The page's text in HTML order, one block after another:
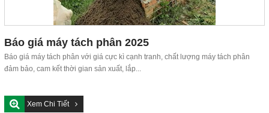
Báo giá máy tách phân 2025
Báo giá máy tách phân với giá cực kì cạnh tranh, chất lượng máy tách phân
đảm bảo, cam kết thời gian sản xuất, lắp...
Xem Chi Tiết